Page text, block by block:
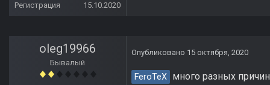
Регистрация
15.10.2020
oleg19966
Бывалый
Опубликовано 15 октября, 2020
FeroTeX много разных